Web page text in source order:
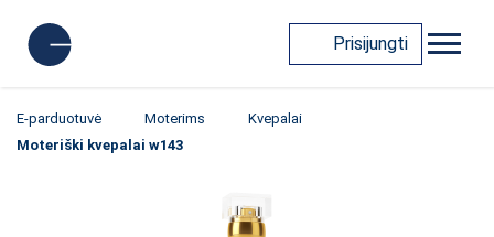
Prisijungti
E-parduotuvė Moterims
Kvepalai
Moteriški kvepalai w143